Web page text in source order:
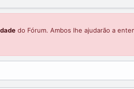
do Fórum. Ambos lhe ajudarão a